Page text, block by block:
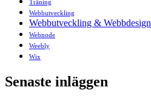
Träning
Webbutveckling
Webbutveckling & Webbdesign
Webnode
Weebly
Wix
Senaste inläggen